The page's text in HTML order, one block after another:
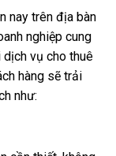
nay trên địa bàn
nghiệp cung
dịch vụ cho thuê
hàng sẽ trải
như: